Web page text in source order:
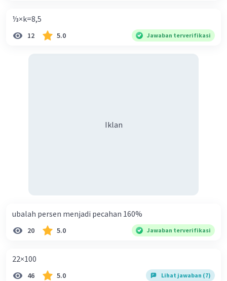
⅓×k=8,5
12 5.0 Jawaban terverifikasi
Iklan
ubalah persen menjadi pecahan 160%
20 5.0 Jawaban terverifikasi
22×100
46 5.0 Lihat jawaban (7)